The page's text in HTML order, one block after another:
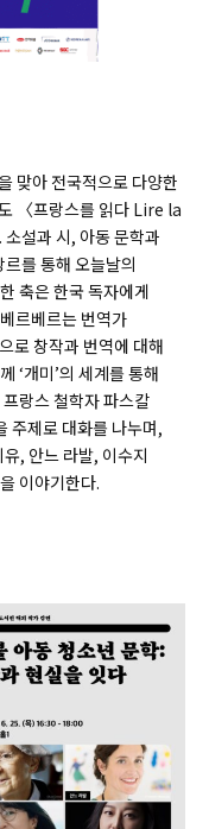
맞아 전국적으로 다양한
〈프랑스를 읽다 Lire la
설과 시, 아동 문학과
를 통해 오늘날의
축은 한국 독자에게
르베르는 번역가
로 창작과 번역에 대해
‘개미’의 세계를 통해
랑스 철학자 파스칼
주제로 대화를 나누며,
, 안느 라발, 이수지
이야기한다.